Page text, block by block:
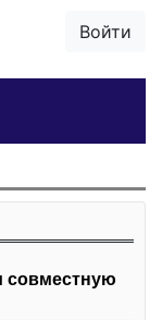
Войти
совместную